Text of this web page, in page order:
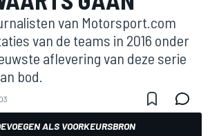
van Motorsport.com
van de teams in 2016 onder
aflevering van deze serie
bod.
ALS VOORKEURSBRON